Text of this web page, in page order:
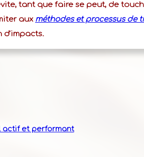
tant que faire se peut, de
aux méthodes et processus de
d'impacts.
actif et performant